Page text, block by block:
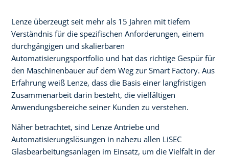
Lenze überzeugt seit mehr als 15 Jahren mit tiefem
Verständnis für die spezifischen Anforderungen, einem
durchgängigen und skalierbaren
Automatisierungsportfolio und hat das richtige Gespür für
den Maschinenbauer auf dem Weg zur Smart Factory. Aus
Erfahrung weiß Lenze, dass die Basis einer langfristigen
Zusammenarbeit darin besteht, die vielfältigen
Anwendungsbereiche seiner Kunden zu verstehen.
Näher betrachtet, sind Lenze Antriebe und
Automatisierungslösungen in nahezu allen LiSEC
Glasbearbeitungsanlagen im Einsatz, um die Vielfalt in der